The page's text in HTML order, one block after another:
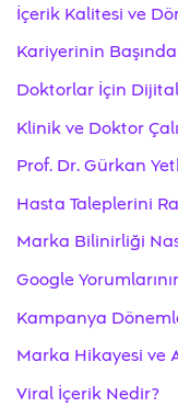
İçerik Kalitesi ve
Kariyerinin
Doktorlar İçin
Klinik ve Doktor
Prof. Dr. Gürkan
Hasta Taleplerini
Marka Bilinirliği
Google
Kampanya
Marka Hikayesi ve
Viral İçerik Nedir?